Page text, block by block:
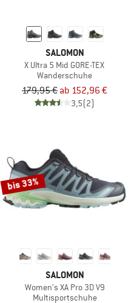
SALOMON
X Ultra 5 Mid GORE-TEX
Wanderschuhe
179,95 € ab 152,96 €
3,5(2)
bis 33%
SALOMON
Women's XA Pro 3D V9
Multisportschuhe